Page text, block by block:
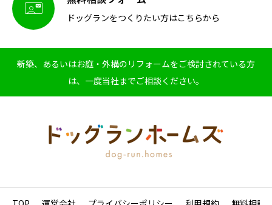
 ドッグランをつくりたい方はこちらから
新築、あるいはお庭・外構のリフォームをご検討されている方
は、一度当社までご相談ください。